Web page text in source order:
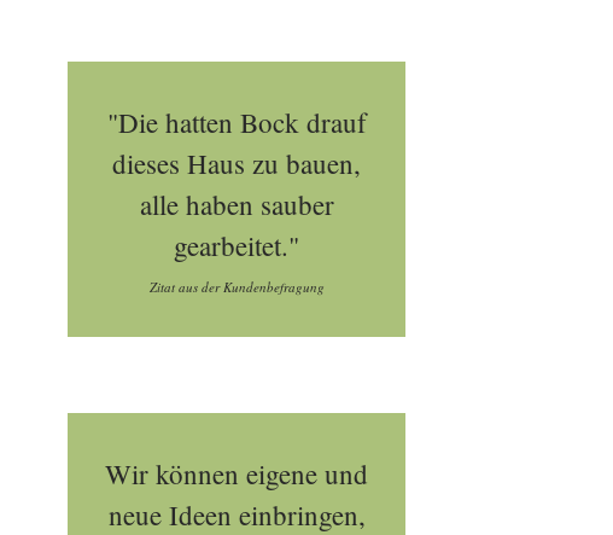
"Die hatten Bock drauf
dieses Haus zu bauen,
alle haben sauber
gearbeitet."
Zitat aus der Kundenbefragung
Wir können eigene und
neue Ideen einbringen,